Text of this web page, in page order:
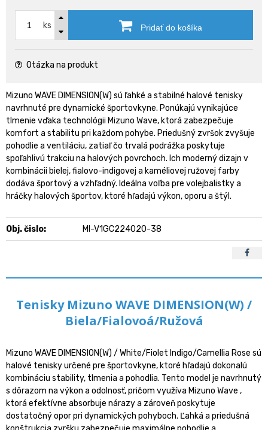
ks Pridať do košíka
Otázka na produkt
Mizuno WAVE DIMENSION(W) sú ľahké a stabilné halové tenisky
navrhnuté pre dynamické športovkyne. Ponúkajú vynikajúce
tlmenie vďaka technológii Mizuno Wave, ktorá zabezpečuje
komfort a stabilitu pri každom pohybe. Priedušný zvršok zvyšuje
pohodlie a ventiláciu, zatiaľ čo trvalá podrážka poskytuje
spoľahlivú trakciu na halových povrchoch. Ich moderný dizajn v
kombinácii bielej, fialovo-indigovej a kaméliovej ružovej farby
dodáva športový a vzhľadný. Ideálna voľba pre volejbalistky a
hráčky halových športov, ktoré hľadajú výkon, oporu a štýl.
Obj. čislo: MI-V1GC224020-38
Tenisky Mizuno WAVE DIMENSION(W) /
Biela/Fialovoá/Ružová
Mizuno WAVE DIMENSION(W) / White/Fiolet Indigo/Camellia Rose sú
halové tenisky určené pre športovkyne, ktoré hľadajú dokonalú
kombináciu stability, tlmenia a pohodlia. Tento model je navrhnutý
s dôrazom na výkon a odolnosť, pričom využíva Mizuno Wave ,
ktorá efektívne absorbuje nárazy a zároveň poskytuje
dostatočný opor pri dynamických pohyboch. Ľahká a priedušná